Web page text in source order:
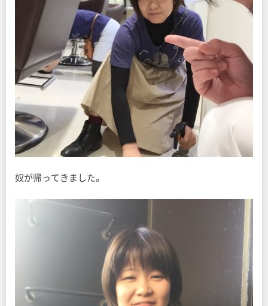
奴が帰ってきました。